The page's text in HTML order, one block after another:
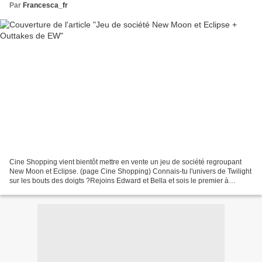
Par Francesca_fr
Cine Shopping vient bientôt mettre en vente un jeu de société regroupant
New Moon et Eclipse. (page Cine Shopping) Connais-tu l'univers de Twilight
sur les bouts des doigts ?Rejoins Edward et Bella et sois le premier à